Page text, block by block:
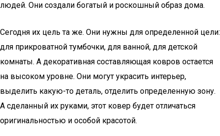
людей. Они создали богатый и роскошный образ дома.
Сегодня их цель та же. Они нужны для определенной цели:
для прикроватной тумбочки, для ванной, для детской
комнаты. А декоративная составляющая ковров остается
на высоком уровне. Они могут украсить интерьер,
выделить какую-то деталь, отделить определенную зону.
А сделанный их руками, этот ковер будет отличаться
оригинальностью и особой красотой.